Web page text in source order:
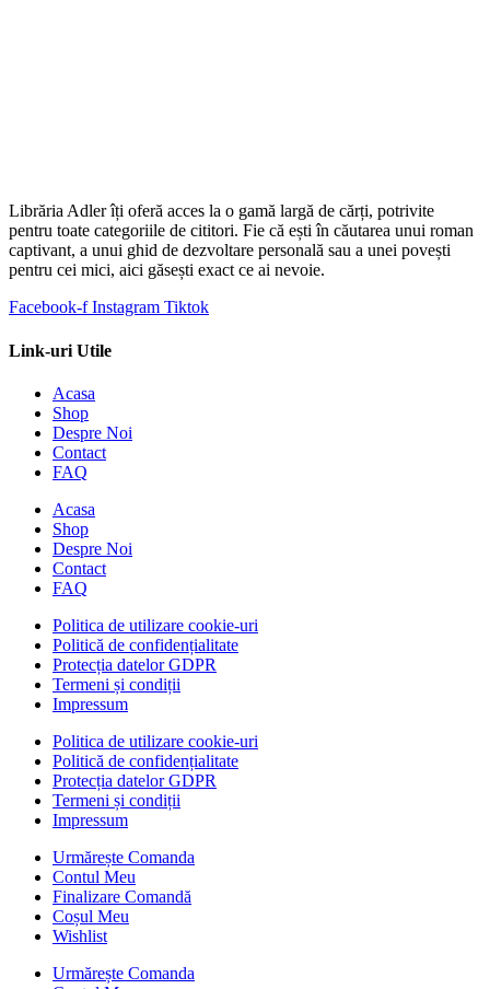
Librăria Adler îți oferă acces la o gamă largă de cărți, potrivite
pentru toate categoriile de cititori. Fie că ești în căutarea unui roman
captivant, a unui ghid de dezvoltare personală sau a unei povești
pentru cei mici, aici găsești exact ce ai nevoie.
Facebook-f Instagram Tiktok
Link-uri Utile
Acasa
Shop
Despre Noi
Contact
FAQ
Acasa
Shop
Despre Noi
Contact
FAQ
Politica de utilizare cookie-uri
Politică de confidențialitate
Protecția datelor GDPR
Termeni și condiții
Impressum
Politica de utilizare cookie-uri
Politică de confidențialitate
Protecția datelor GDPR
Termeni și condiții
Impressum
Urmărește Comanda
Contul Meu
Finalizare Comandă
Coșul Meu
Wishlist
Urmărește Comanda